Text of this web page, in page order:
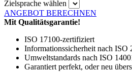
Zielsprache wählen
ANGEBOT BERECHNEN
Mit Qualitätsgarantie!
ISO 17100-zertifiziert
Informationssicherheit nach ISO
Umweltstandards nach ISO
Garantiert perfekt, oder neu